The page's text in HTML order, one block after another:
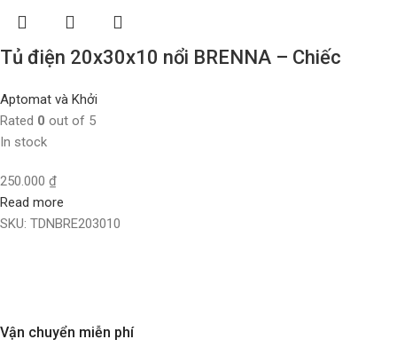
Tủ điện 20x30x10 nổi BRENNA – Chiếc
Aptomat và Khởi
Rated 0 out of 5
In stock
250.000 ₫
Read more
SKU: TDNBRE203010
Vận chuyển miễn phí